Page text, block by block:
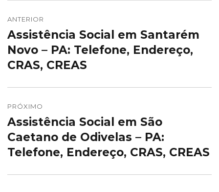
de
Post
ANTERIOR
Post
anterior:
Assistência Social em Santarém
Novo – PA: Telefone, Endereço,
CRAS, CREAS
PRÓXIMO
Próximo
post:
Assistência Social em São
Caetano de Odivelas – PA:
Telefone, Endereço, CRAS, CREAS